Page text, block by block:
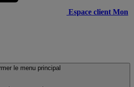
Espace client Mon
le menu principal